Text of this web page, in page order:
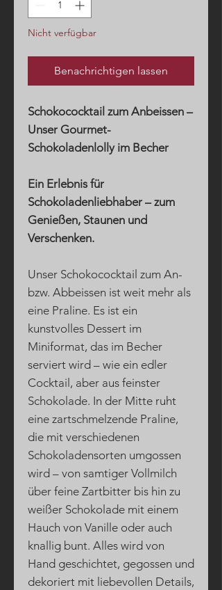
Nicht verfügbar
Benachrichtigen lassen
Schokococktail zum Anbeissen –
Unser Gourmet-
Schokoladenlolly im Becher
Ein Erlebnis für
Schokoladenliebhaber – zum
Genießen, Staunen und
Verschenken.
Unser Schokococktail zum An-
bzw. Abbeissen ist weit mehr als
eine Praline. Es ist ein
kunstvolles Dessert im
Miniformat, das im Becher
serviert wird – wie ein edler
Cocktail, aber aus feinster
Schokolade. In der Mitte ruht
eine zartschmelzende Praline,
die mit verschiedenen
Schokoladensorten umgossen
wird – von samtiger Vollmilch
über feine Zartbitter bis hin zu
weißer Schokolade mit einem
Hauch von Vanille oder auch
knallig bunt. Alles wird von
Hand geschichtet, gegossen und
dekoriert mit liebevollen Details,